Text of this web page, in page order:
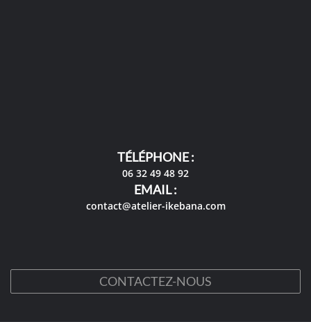
TÉLÉPHONE :
06 32 49 48 92
EMAIL :
contact@atelier-ikebana.com
CONTACTEZ-NOUS